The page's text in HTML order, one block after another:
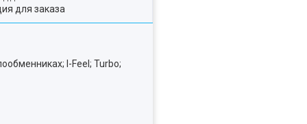
для заказа
I-Feel; Turbo;